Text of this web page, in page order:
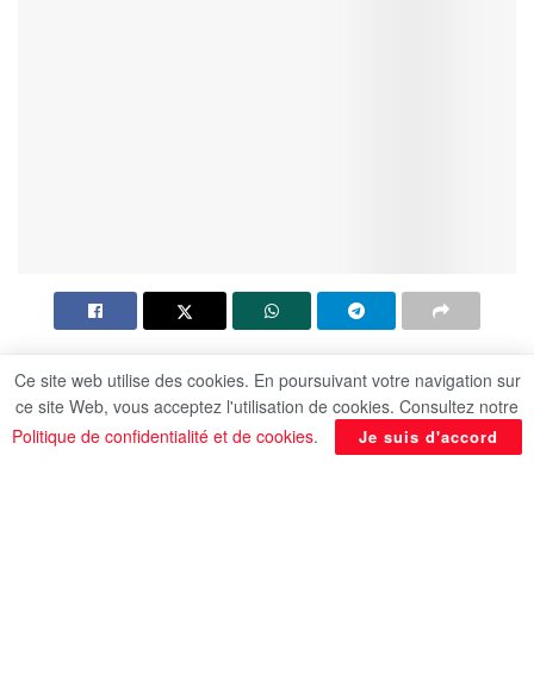
Ce site web utilise des cookies. En poursuivant votre navigation sur
ce site Web, vous acceptez l'utilisation de cookies. Consultez notre
Politique de confidentialité et de cookies. Je suis d'accord